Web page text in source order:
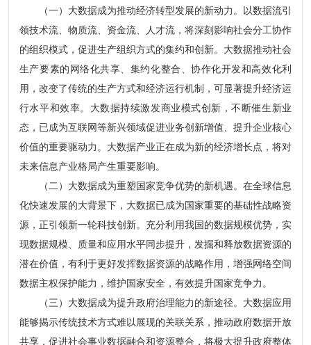
（一）大数据成为推动经济转型发展的新动力。以数据流引
领技术流、物质流、资金流、人才流，将深刻影响社会分工协作
的组织模式，促进生产组织方式的集约和创新。大数据推动社会
生产要素的网络化共享、集约化整合、协作化开发和高效化利
用，改变了传统的生产方式和经济运行机制，可显著提升经济运
行水平和效率。大数据持续激发商业模式创新，不断催生新业
态，已成为互联网等新兴领域促进业务创新增值、提升企业核心
价值的重要驱动力。大数据产业正在成为新的经济增长点，将对
未来信息产业格局产生重要影响。
（二）大数据成为重塑国家竞争优势的新机遇。在全球信息
化快速发展的大背景下，大数据已成为国家重要的基础性战略资
源，正引领新一轮科技创新。充分利用我国的数据规模优势，实
现数据规模、质量和应用水平同步提升，发掘和释放数据资源的
潜在价值，有利于更好发挥数据资源的战略作用，增强网络空间
数据主权保护能力，维护国家安全，有效提升国家竞争力。
（三）大数据成为提升政府治理能力的新途径。大数据应用
能够揭示传统技术方式难以展现的关联关系，推动政府数据开放
共享，促进社会事业数据融合和资源整合，将极大提升政府整体